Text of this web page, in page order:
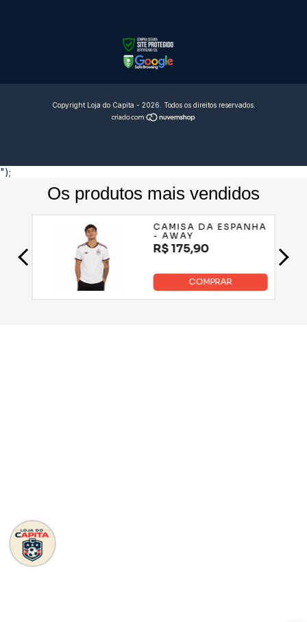
Copyright Loja do Capita - 2026. Todos os direitos reservados.
");